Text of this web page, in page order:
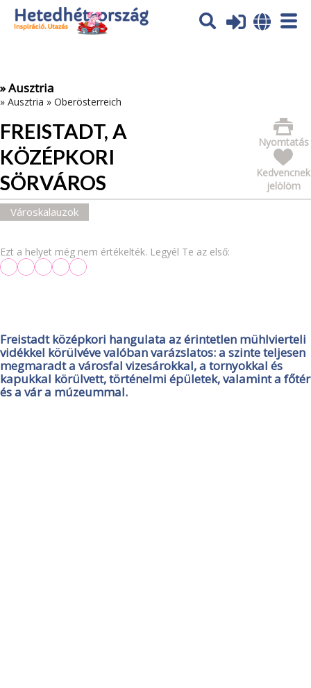
Az oldal sütiket (cookies) használ. További tájékoztatás itt:
Adatvédelmi tájékoztató
» Ausztria
» Ausztria » Oberösterreich
FREISTADT, A
KÖZÉPKORI
SÖRVÁROS
Nyomtatás
Kedvencnek
jelölöm
Városkalauzok
Ezt a helyet még nem értékelték. Legyél Te az első:
Freistadt középkori hangulata az érintetlen mühlvierteli
vidékkel körülvéve valóban varázslatos: a szinte teljesen
megmaradt a városfal vizesárokkal, a tornyokkal és
kapukkal körülvett, történelmi épületek, valamint a főtér
és a vár a múzeummal.